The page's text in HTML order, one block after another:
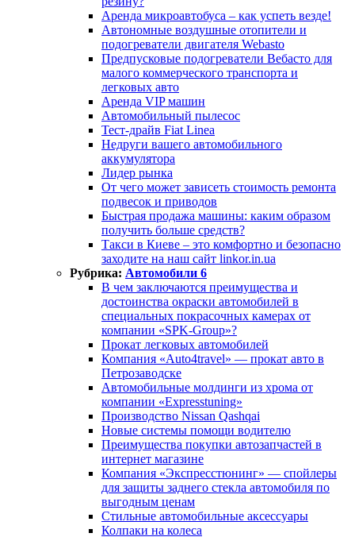
Аренда микроавтобуса – как успеть везде!
Автономные воздушные отопители и
подогреватели двигателя Webasto
Предпусковые подогреватели Вебасто для
малого коммерческого транспорта и
легковых авто
Аренда VIP машин
Автомобильный пылесос
Тест-драйв Fiat Linea
Недруги вашего автомобильного
аккумулятора
Лидер рынка
От чего может зависеть стоимость ремонта
подвесок и приводов
Быстрая продажа машины: каким образом
получить больше средств?
Такси в Киеве – это комфортно и безопасно
заходите на наш сайт linkor.in.ua
Рубрика: Автомобили 6
В чем заключаются преимущества и
достоинства окраски автомобилей в
специальных покрасочных камерах от
компании «SPK-Group»?
Прокат легковых автомобилей
Компания «Auto4travel» — прокат авто в
Петрозаводске
Автомобильные молдинги из хрома от
компании «Expresstuning»
Производство Nissan Qashqai
Новые системы помощи водителю
Преимущества покупки автозапчастей в
интернет магазине
Компания «Экспресстюнинг» — спойлеры
для защиты заднего стекла автомобиля по
выгодным ценам
Стильные автомобильные аксессуары
Колпаки на колеса